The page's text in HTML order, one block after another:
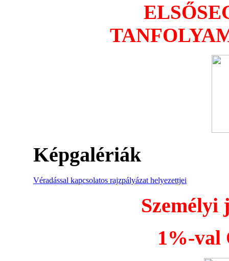
Képgalériák
Véradással kapcsolatos rajzpályázat helyezettjei
Személyi
1%-val